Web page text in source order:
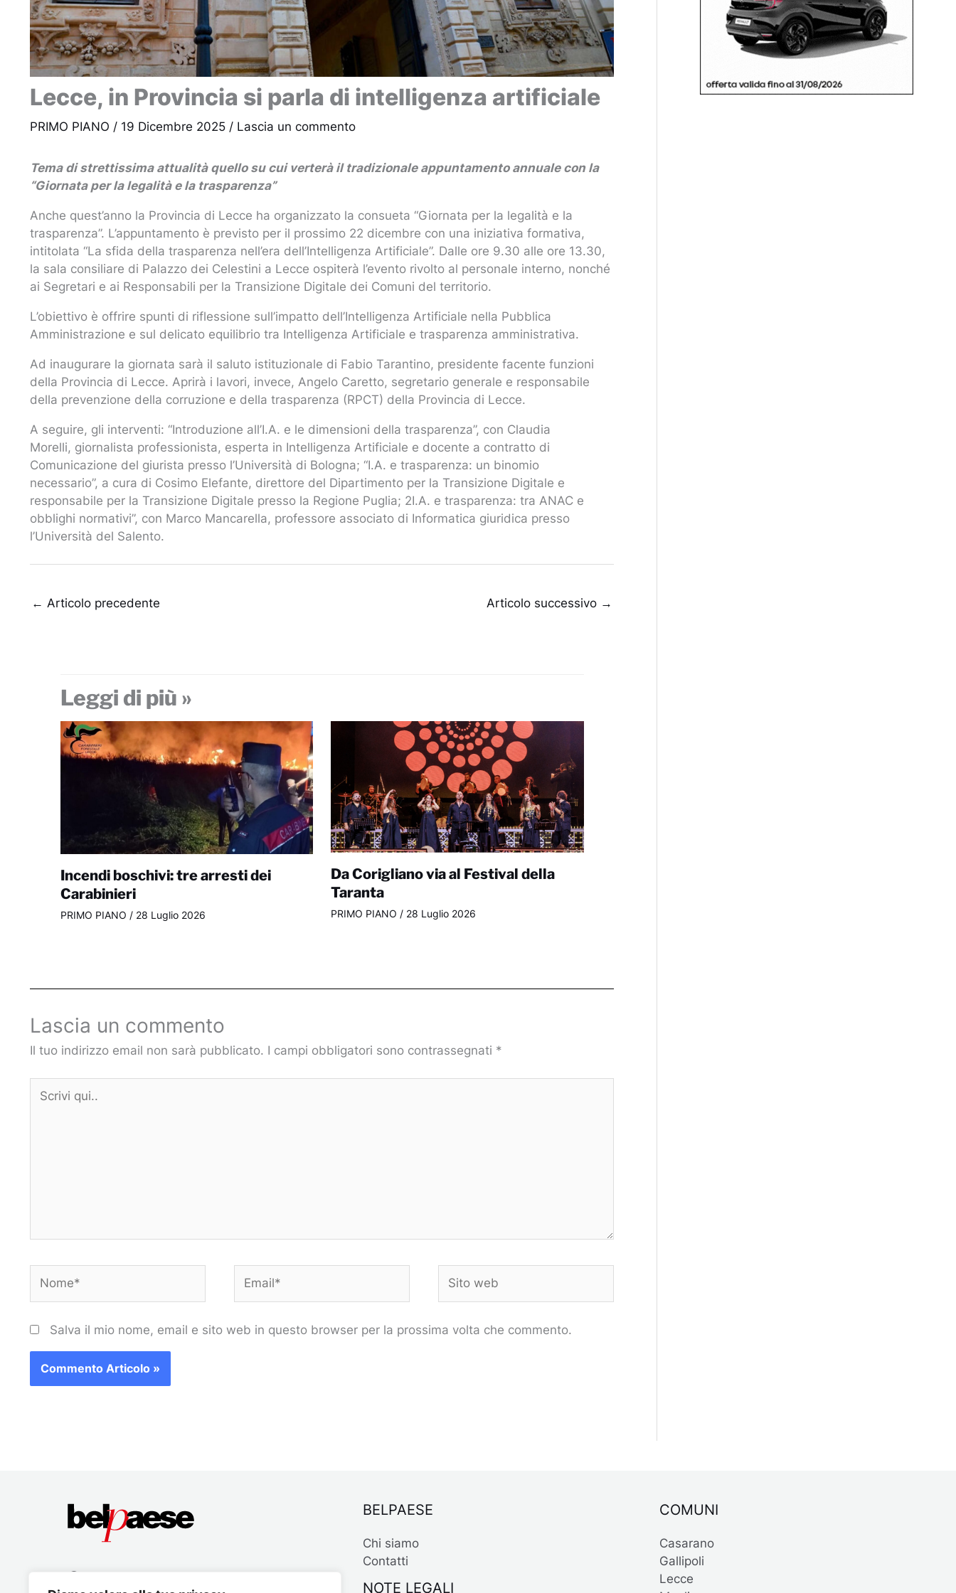
Lecce, in Provincia si parla di intelligenza artificiale
PRIMO PIANO / 19 Dicembre 2025 / Lascia un commento
Tema di strettissima attualità quello su cui verterà il tradizionale appuntamento annuale con la
“Giornata per la legalità e la trasparenza”
Anche quest’anno la Provincia di Lecce ha organizzato la consueta “Giornata per la legalità e la
trasparenza”. L’appuntamento è previsto per il prossimo 22 dicembre con una iniziativa formativa,
intitolata “La sfida della trasparenza nell’era dell’Intelligenza Artificiale”. Dalle ore 9.30 alle ore 13.30,
la sala consiliare di Palazzo dei Celestini a Lecce ospiterà l’evento rivolto al personale interno, nonché
ai Segretari e ai Responsabili per la Transizione Digitale dei Comuni del territorio.
L’obiettivo è offrire spunti di riflessione sull’impatto dell’Intelligenza Artificiale nella Pubblica
Amministrazione e sul delicato equilibrio tra Intelligenza Artificiale e trasparenza amministrativa.
Ad inaugurare la giornata sarà il saluto istituzionale di Fabio Tarantino, presidente facente funzioni
della Provincia di Lecce. Aprirà i lavori, invece, Angelo Caretto, segretario generale e responsabile
della prevenzione della corruzione e della trasparenza (RPCT) della Provincia di Lecce.
A seguire, gli interventi: “Introduzione all’I.A. e le dimensioni della trasparenza”, con Claudia
Morelli, giornalista professionista, esperta in Intelligenza Artificiale e docente a contratto di
Comunicazione del giurista presso l’Università di Bologna; “I.A. e trasparenza: un binomio
necessario”, a cura di Cosimo Elefante, direttore del Dipartimento per la Transizione Digitale e
responsabile per la Transizione Digitale presso la Regione Puglia; 2I.A. e trasparenza: tra ANAC e
obblighi normativi”, con Marco Mancarella, professore associato di Informatica giuridica presso
l’Università del Salento.
← Articolo precedente Articolo successivo →
Leggi di più »
Incendi boschivi: tre arresti dei
Carabinieri
PRIMO PIANO / 28 Luglio 2026
Da Corigliano via al Festival della
Taranta
PRIMO PIANO / 28 Luglio 2026
Lascia un commento
Il tuo indirizzo email non sarà pubblicato. I campi obbligatori sono contrassegnati *
qui..
web
Salva il mio nome, email e sito web in questo browser per la prossima volta che commento.
BELPAESE
Chi siamo
Contatti
NOTE LEGALI
COMUNI
Casarano
Gallipoli
Lecce